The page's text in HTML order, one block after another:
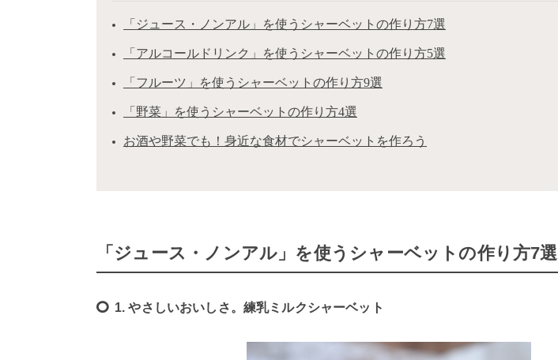
「ジュース・ノンアル」を使うシャーベットの作り方7選
「アルコールドリンク」を使うシャーベットの作り方5選
「フルーツ」を使うシャーベットの作り方9選
「野菜」を使うシャーベットの作り方4選
お酒や野菜でも！身近な食材でシャーベットを作ろう
「ジュース・ノンアル」を使うシャーベットの作り方7選
1. やさしいおいしさ。練乳ミルクシャーベット